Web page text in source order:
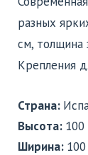
разных
см, толщина
Крепления
Страна:
Высота: 100
Ширина: